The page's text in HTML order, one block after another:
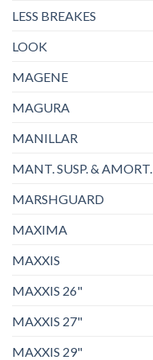
LESS BREAKES
LOOK
MAGENE
MAGURA
MANILLAR
MANT. SUSP. & AMORT.
MARSHGUARD
MAXIMA
MAXXIS
MAXXIS 26"
MAXXIS 27"
MAXXIS 29"